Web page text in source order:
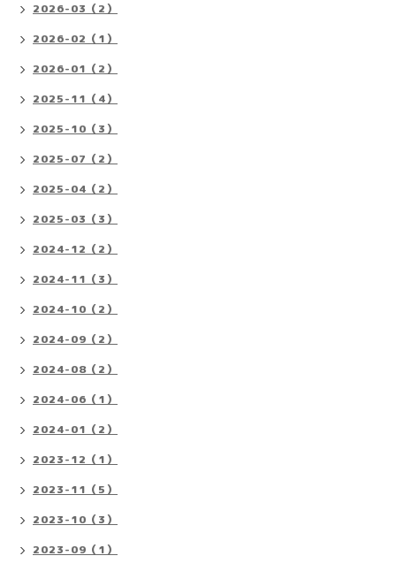
2026-03（2）
2026-02（1）
2026-01（2）
2025-11（4）
2025-10（3）
2025-07（2）
2025-04（2）
2025-03（3）
2024-12（2）
2024-11（3）
2024-10（2）
2024-09（2）
2024-08（2）
2024-06（1）
2024-01（2）
2023-12（1）
2023-11（5）
2023-10（3）
2023-09（1）